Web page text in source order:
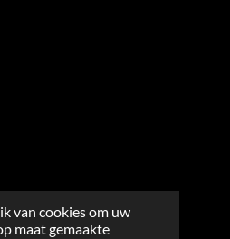
van cookies om uw
maat gemaakte